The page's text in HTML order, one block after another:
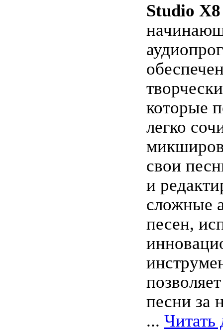
Studio X8
которые
легко
свои
и
сложные
песен,
песни за
... Читать